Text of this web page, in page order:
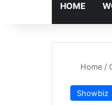
HOME
Home /
Showbiz